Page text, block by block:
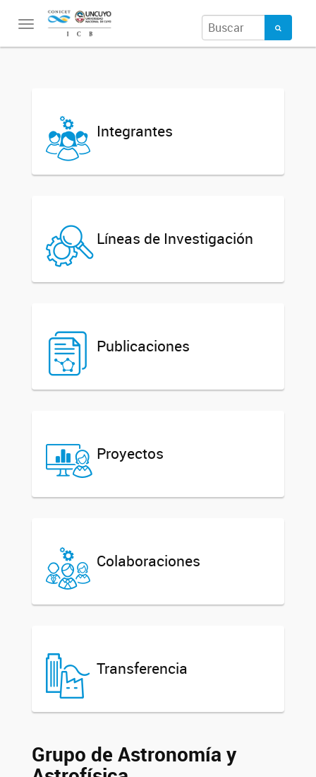
Toggle
navigation
Integrantes
Líneas de Investigación
Publicaciones
Proyectos
Colaboraciones
Transferencia
Grupo de Astronomía y